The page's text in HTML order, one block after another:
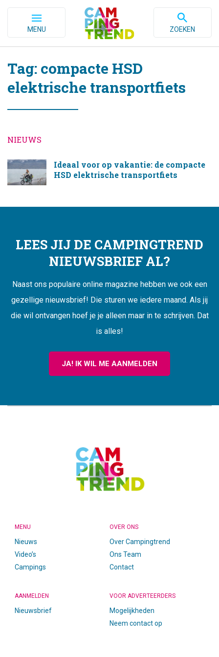
MENU ZOEKEN
Tag: compacte HSD
elektrische transportfiets
NIEUWS
Ideaal voor op vakantie: de compacte
HSD elektrische transportfiets
LEES JIJ DE CAMPINGTREND
NIEUWSBRIEF AL?
Naast ons populaire online magazine hebben we ook een
gezellige nieuwsbrief! Die sturen we iedere maand. Als jij
die wil ontvangen hoef je je alleen maar in te schrijven. Dat
is alles!
JA! IK WIL ME AANMELDEN
MENU
Nieuws
Video’s
Campings
OVER ONS
Over Campingtrend
Ons Team
Contact
AANMELDEN
Nieuwsbrief
VOOR ADVERTEERDERS
Mogelijkheden
Neem contact op